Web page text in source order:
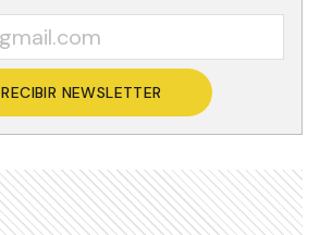
RECIBIR NEWSLETTER